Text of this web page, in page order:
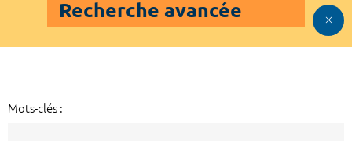
Recherche avancée
Mots-clés :